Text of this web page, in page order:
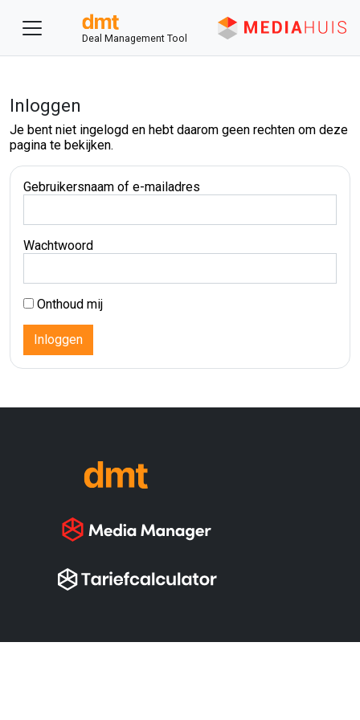
Deal Management Tool
Inloggen
Je bent niet ingelogd en hebt daarom geen rechten om deze
pagina te bekijken.
Gebruikersnaam of e-mailadres
Wachtwoord
Onthoud mij